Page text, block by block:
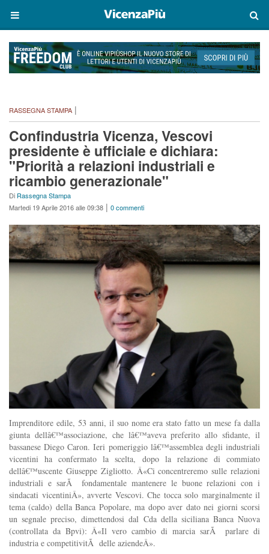
RASSEGNA STAMPA |
Confindustria Vicenza, Vescovi
presidente è ufficiale e dichiara:
"Priorità a relazioni industriali e
ricambio generazionale"
Di Rassegna Stampa
Martedi 19 Aprile 2016 alle 09:38 | 0 commenti
Imprenditore edile, 53 anni, il suo nome era stato fatto un mese fa dalla
giunta dellâ€™associazione, che lâ€™aveva preferito allo sfidante, il
bassanese Diego Caron. Ieri pomeriggio lâ€™assemblea degli industriali
vicentini ha confermato la scelta, dopo la relazione di commiato
dellâ€™uscente Giuseppe Zigliotto. Â«Ci concentreremo sulle relazioni
industriali e sarÃ fondamentale mantenere le buone relazioni con i
sindacati vicentiniÂ», avverte Vescovi. Che tocca solo marginalmente il
tema (caldo) della Banca Popolare, ma dopo aver dato nei giorni scorsi
un segnale preciso, dimettendosi dal Cda della siciliana Banca Nuova
(controllata da Bpvi): Â«Il vero cambio di marcia sarÃ parlare di
industria e competitivitÃ delle aziendeÂ».